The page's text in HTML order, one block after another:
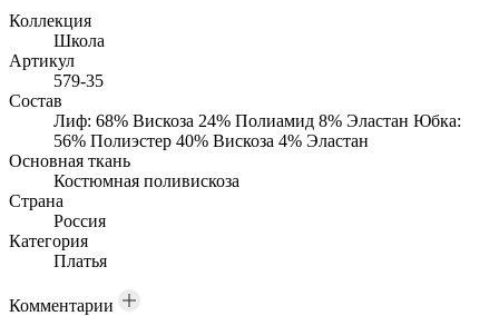
Коллекция
Школа
Артикул
579-35
Состав
Лиф: 68% Вискоза 24% Полиамид 8% Эластан Юбка:
56% Полиэстер 40% Вискоза 4% Эластан
Основная ткань
Костюмная поливискоза
Страна
Россия
Категория
Платья
Комментарии